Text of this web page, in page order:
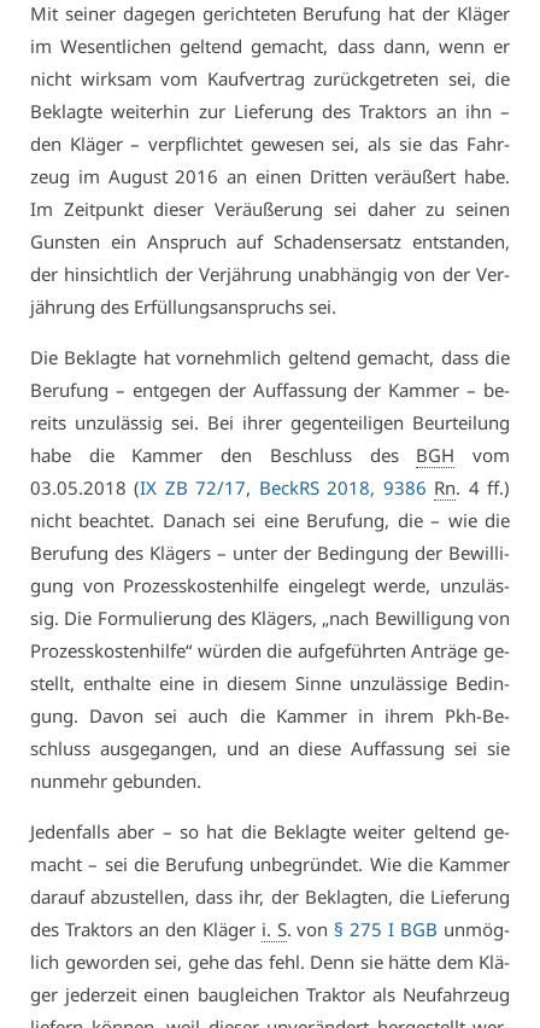
Mit sei­ner da­ge­gen ge­rich­te­ten Be­ru­fung hat der Klä­ger
im We­sent­li­chen gel­tend ge­macht, dass dann, wenn er
nicht wirk­sam vom Kauf­ver­trag zu­rück­ge­tre­ten sei, die
Be­klag­te wei­ter­hin zur Lie­fe­rung des Trak­tors an ihn –
den Klä­ger – ver­pflich­tet ge­we­sen sei, als sie das Fahr­
zeug im Au­gust 2016 an ei­nen Drit­ten ver­äu­ßert ha­be.
Im Zeit­punkt die­ser Ver­äu­ße­rung sei da­her zu sei­nen
Guns­ten ein An­spruch auf Scha­dens­er­satz ent­stan­den,
der hin­sicht­lich der Ver­jäh­rung un­ab­hän­gig von der Ver­
jäh­rung des Er­fül­lungs­an­spruchs sei.
Die Be­klag­te hat vor­nehm­lich gel­tend ge­macht, dass die
Be­ru­fung – ent­ge­gen der Auf­fas­sung der Kam­mer – be­
reits un­zu­läs­sig sei. Bei ih­rer ge­gen­tei­li­gen Be­ur­tei­lung
ha­be die Kam­mer den Be­schluss des BGH vom
03.05.2018 (IX ZB 72/17, BeckRS 2018, 9386 Rn. 4 ff.)
nicht be­ach­tet. Da­nach sei ei­ne Be­ru­fung, die – wie die
Be­ru­fung des Klä­gers – un­ter der Be­din­gung der Be­wil­li­
gung von Pro­zess­kos­ten­hil­fe ein­ge­legt wer­de, un­zu­läs­
sig. Die For­mu­lie­rung des Klä­gers, „nach Be­wil­li­gung von
Pro­zess­kos­ten­hil­fe“ wür­den die auf­ge­führ­ten An­trä­ge ge­
stellt, ent­hal­te ei­ne in die­sem Sin­ne un­zu­läs­si­ge Be­din­
gung. Da­von sei auch die Kam­mer in ih­rem Pkh-Be­
schluss aus­ge­gan­gen, und an die­se Auf­fas­sung sei sie
nun­mehr ge­bun­den.
Je­den­falls aber – so hat die Be­klag­te wei­ter gel­tend ge­
macht – sei die Be­ru­fung un­be­grün­det. Wie die Kam­mer
dar­auf ab­zu­stel­len, dass ihr, der Be­klag­ten, die Lie­fe­rung
des Trak­tors an den Klä­ger i. S. von § 275 I BGB un­mög­
lich ge­wor­den sei, ge­he das fehl. Denn sie hät­te dem Klä­
ger je­der­zeit ei­nen bau­glei­chen Trak­tor als Neu­fahr­zeug